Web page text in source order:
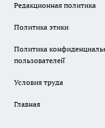
Редакционная политика
Политика этики
Политика
пользователей̆
Условия труда
Главная